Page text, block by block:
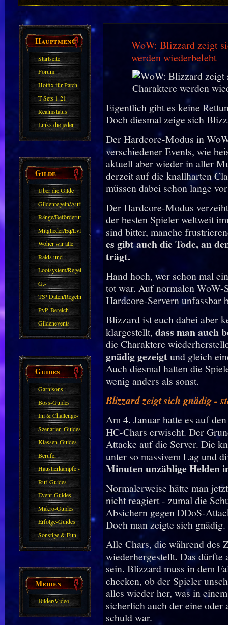
Hauptmenü
Startseite
Forum
Hotfix für Patch
11.X
T-Sets 1-21
Realmstatus
Links die jeder
kennen sollte?!
Gilde
Über die Gilde
(DAW)
Gildenregeln/Aufnahme
Ränge/Beförderungen
Mitglieder/Eq/Lvl
Woher wir alle
kommen.
Raids und
Zubehör
Lootsystem/Regeln
G.-
Sparkasse/Goldleihen
TS³ Daten/Regeln
PvP-Bereich
Gildenevents
Guides
Garnisons-
Guides
Boss-Guides
Ini & Challenge-
Guides
Szenarien-Guides
Klassen-Guides
Berufe,
Farmkarten und
Haustiere
Haustierkämpfe -
Guide
Ruf-Guides
Event-Guides
Makro-Guides
Erfolge-Guides
Sonstige & Fun-
Guides
Medien
Bilder/Video
WoW: Blizzard zeigt
werden wiederbelebt
Eigentlich gibt es keine
Doch diesmal zeige sich
Der Hardcore-Modus in
verschiedener Events, wie
aktuell aber wieder in aller
derzeit auf die knallharten
müssen dabei schon lange
Der Hardcore-Modus
der besten Spieler weltweit
sind bitter, manche
es gibt auch die Tode, an
trägt.
Hand hoch, wer schon mal
tot war. Auf normalen WoW-
Hardcore-Servern unfassbar
Blizzard ist euch dabei aber
klargestellt, dass man auch
die Charaktere
gnädig gezeigtund gleich
Auch diesmal hatten die
wenig anders als sonst.
Blizzard zeigt sich gnädig -
Am 4. Januar hatte es auf
HC-Chars erwischt. Der
Attacke auf die Server. Die
unter so massivem Lag und
Minuten unzählige Helden
Normalerweise hätte man
nicht reagiert - zumal die
Absichern gegen DDoS-
Doch man zeigte sich gnädig.
Alle Chars, die während des
wiederhergestellt. Das
sein. Blizzard muss in dem
checken, ob der Spieler
alles wieder her, was in
sicherlich auch der eine oder
schuld war.